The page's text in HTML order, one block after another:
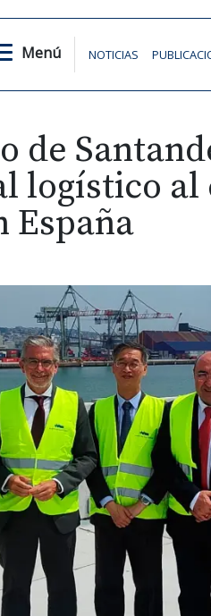
Menú NOTICIAS
de
logístico al
España